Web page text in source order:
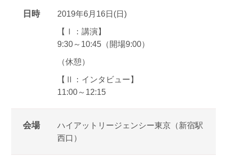
日時 2019年6月16日(日)
【Ⅰ：講演】
9:30～10:45（開場9:00）
（休憩）
【Ⅱ：インタビュー】
11:00～12:15
会場
ハイアットリージェンシー東京（新宿駅
西口）